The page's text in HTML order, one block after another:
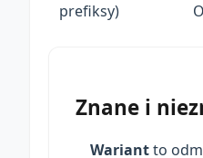
prefiksy)
Znane i
Wariantto